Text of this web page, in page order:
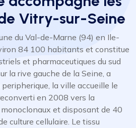
Vitry-sur-Seine
du Val-de-Marne (94) en Ile-
84 100 habitants et constitue
et pharmaceutiques du sud
la rive gauche de la Seine, a
la ville accueille le
en 2008 vers la
et disposant de 40
culture cellulaire. Le tissu